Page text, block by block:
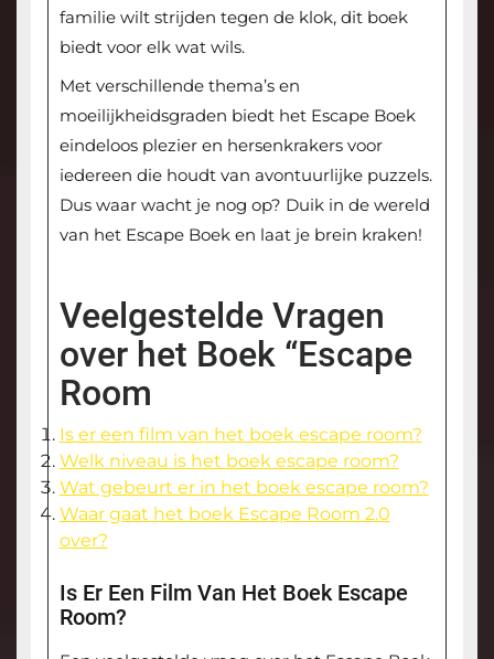
familie wilt strijden tegen de klok, dit boek
biedt voor elk wat wils.
Met verschillende thema’s en
moeilijkheidsgraden biedt het Escape Boek
eindeloos plezier en hersenkrakers voor
iedereen die houdt van avontuurlijke puzzels.
Dus waar wacht je nog op? Duik in de wereld
van het Escape Boek en laat je brein kraken!
Veelgestelde Vragen
over het Boek “Escape
Room
Is er een film van het boek escape room?
Welk niveau is het boek escape room?
Wat gebeurt er in het boek escape room?
Waar gaat het boek Escape Room 2.0
over?
Is Er Een Film Van Het Boek Escape
Room?